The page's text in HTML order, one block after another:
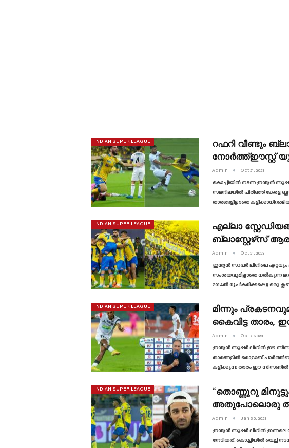
INDIAN SUPER LEAGUE
റഫറി വീണ്ടും
നോർത്ത്ഈസ്റ്റ്
Admin Oct 21, 2023
കൊച്ചിയിൽ നടന്ന ഇന്ത്യൻ
സമനിലയിൽ പിരിഞ്ഞ് കേരള
താരങ്ങളില്ലാതെ
INDIAN SUPER LEAGUE
എല്ലാ
ബ്ലാസ്റ്റേഴ്‌സ്
Admin Oct 21, 2023
ഇന്ത്യൻ സൂപ്പർ ലീഗിലെ
സംശയവുമില്ലാതെ നൽകുന്ന
2014ൽ രൂപീകരിക്കപ്പെട്ട ഒരു
INDIAN SUPER LEAGUE
മിന്നും
കൈവിട്ട താരം,
Admin Oct 7, 2023
ഇന്ത്യൻ സൂപ്പർ ലീഗിൽ ഈ
താരങ്ങളിൽ ഒരാളാണ്
കളിക്കുന്ന താരം ഈ
INDIAN SUPER LEAGUE
“തൊണ്ണൂറു
അതുപോലൊരു
Admin Jan 30, 2023
ഇന്ത്യൻ സൂപ്പർ ലീഗിൽ ഇന്നലെ
നേടിയത്. കൊച്ചിയിൽ വെച്ച്